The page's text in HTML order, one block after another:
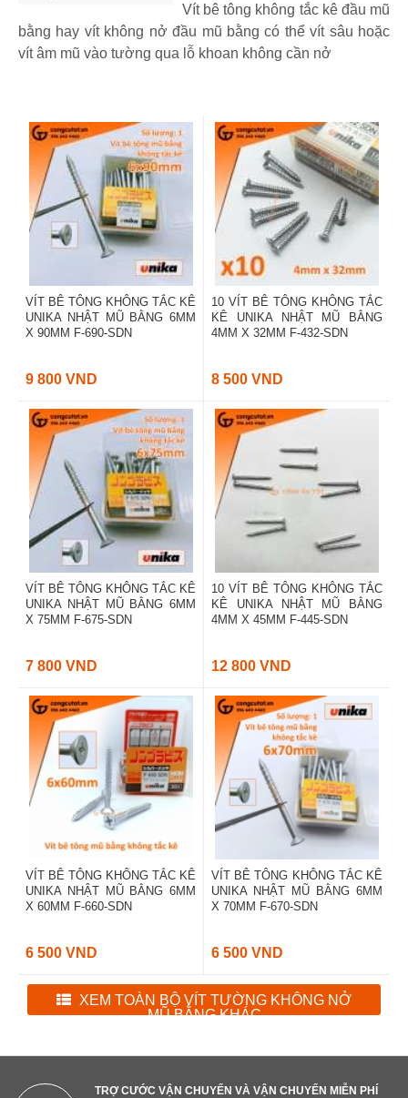
Vít bê tông không tắc kê đầu mũ
bằng hay vít không nở đầu mũ bằng có thể vít sâu hoặc
vít âm mũ vào tường qua lỗ khoan không cần nở
VÍT BÊ TÔNG KHÔNG TẮC KÊ
UNIKA NHẬT MŨ BẰNG 6MM
X 90MM F-690-SDN
9 800 VND
10 VÍT BÊ TÔNG KHÔNG TẮC
KÊ UNIKA NHẬT MŨ BẰNG
4MM X 32MM F-432-SDN
8 500 VND
VÍT BÊ TÔNG KHÔNG TẮC KÊ
UNIKA NHẬT MŨ BẰNG 6MM
X 75MM F-675-SDN
7 800 VND
10 VÍT BÊ TÔNG KHÔNG TẮC
KÊ UNIKA NHẬT MŨ BẰNG
4MM X 45MM F-445-SDN
12 800 VND
VÍT BÊ TÔNG KHÔNG TẮC KÊ
UNIKA NHẬT MŨ BẰNG 6MM
X 60MM F-660-SDN
6 500 VND
VÍT BÊ TÔNG KHÔNG TẮC KÊ
UNIKA NHẬT MŨ BẰNG 6MM
X 70MM F-670-SDN
6 500 VND
XEM TOÀN BỘ VÍT TƯỜNG KHÔNG NỞ
MŨ BẰNG KHÁC
TRỢ CƯỚC VẬN CHUYỂN VÀ VẬN CHUYỂN MIỄN PHÍ